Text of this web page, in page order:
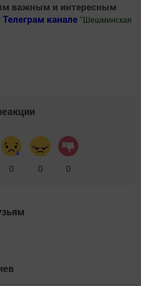
важным и интересным
Телеграм канале " Шешминская
0 0 0